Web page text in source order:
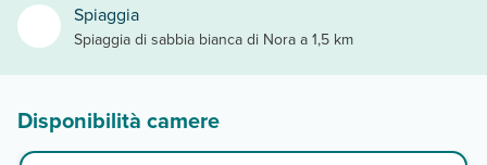
Spiaggia
Spiaggia di sabbia bianca di Nora a 1,5 km
Disponibilità camere